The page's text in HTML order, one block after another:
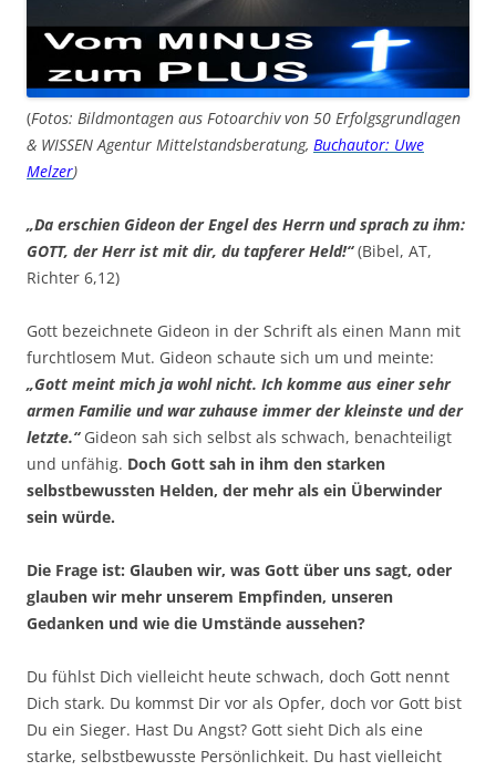
(Fotos: Bildmontagen aus Fotoarchiv von 50 Erfolgsgrundlagen
& WISSEN Agentur Mittelstandsberatung, Buchautor: Uwe
Melzer)
„Da erschien Gideon der Engel des Herrn und sprach zu ihm:
GOTT, der Herr ist mit dir, du tapferer Held!“(Bibel, AT,
Richter 6,12)
Gott bezeichnete Gideon in der Schrift als einen Mann mit
furchtlosem Mut. Gideon schaute sich um und meinte:
„Gott meint mich ja wohl nicht. Ich komme aus einer sehr
armen Familie und war zuhause immer der kleinste und der
letzte.“Gideon sah sich selbst als schwach, benachteiligt
und unfähig. Doch Gott sah in ihm den starken
selbstbewussten Helden, der mehr als ein Überwinder
sein würde.
Die Frage ist: Glauben wir, was Gott über uns sagt, oder
glauben wir mehr unserem Empfinden, unseren
Gedanken und wie die Umstände aussehen?
Du fühlst Dich vielleicht heute schwach, doch Gott nennt
Dich stark. Du kommst Dir vor als Opfer, doch vor Gott bist
Du ein Sieger. Hast Du Angst? Gott sieht Dich als eine
starke, selbstbewusste Persönlichkeit. Du hast vielleicht